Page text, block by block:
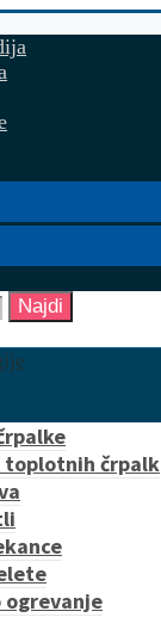
Najdi
toplotnih črpalk